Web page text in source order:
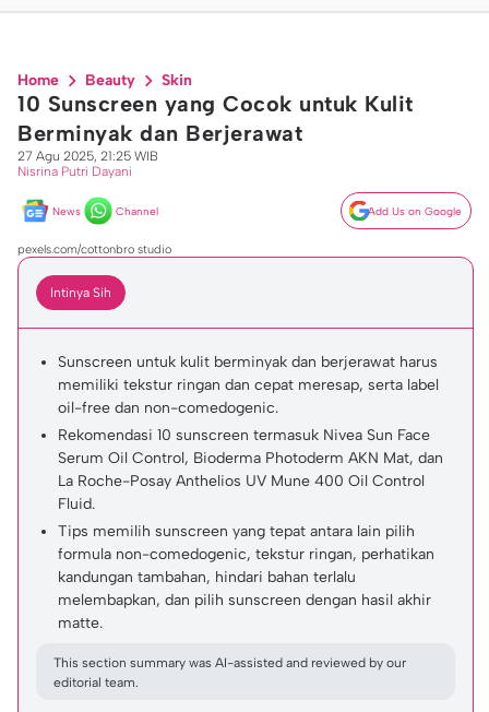
Home Beauty Skin
10 Sunscreen yang Cocok untuk Kulit
Berminyak dan Berjerawat
27 Agu 2025, 21:25 WIB
Nisrina Putri Dayani
News Channel Add Us on Google
pexels.com/cottonbro studio
Intinya Sih
Sunscreen untuk kulit berminyak dan berjerawat harus
memiliki tekstur ringan dan cepat meresap, serta label
oil-free dan non-comedogenic.
Rekomendasi 10 sunscreen termasuk Nivea Sun Face
Serum Oil Control, Bioderma Photoderm AKN Mat, dan
La Roche-Posay Anthelios UV Mune 400 Oil Control
Fluid.
Tips memilih sunscreen yang tepat antara lain pilih
formula non-comedogenic, tekstur ringan, perhatikan
kandungan tambahan, hindari bahan terlalu
melembapkan, dan pilih sunscreen dengan hasil akhir
matte.
This section summary was AI-assisted and reviewed by our
editorial team.